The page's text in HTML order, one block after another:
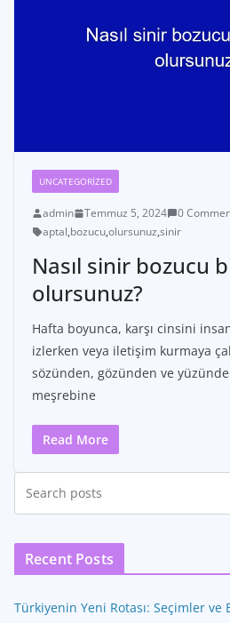
UNCATEGORIZED
admin Temmuz 5, 2024
0
aptal,bozucu,olursunuz,sinir
Nasıl sinir bozucu
olursunuz?
Hafta boyunca, karşı cinsini
izlerken veya iletişim kurmaya
sözünden, gözünden ve
meşrebine
Read More
Recent Posts
Türkiyenin Yeni Rotası: Seçimler ve